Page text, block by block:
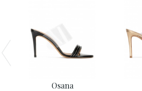
· CAMBIOS Y DEVOLUCIONES
· POLÍTICA DE PRIVACIDAD
· TÉRMINOS Y CONDICIONES
Osana